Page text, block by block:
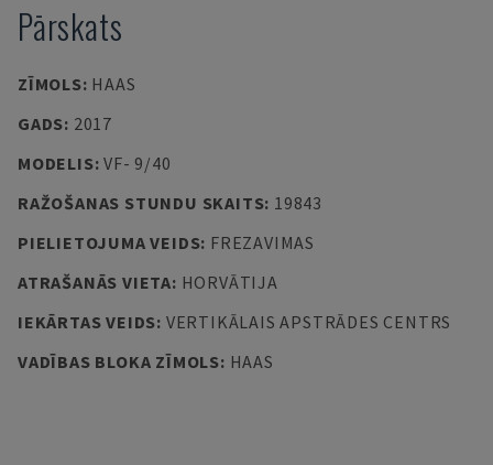
Pārskats
ZĪMOLS: HAAS
GADS: 2017
MODELIS:VF- 9/40
RAŽOŠANAS STUNDU SKAITS: 19843
PIELIETOJUMA VEIDS: FREZAVIMAS
ATRAŠANĀS VIETA: HORVĀTIJA
IEKĀRTAS VEIDS: VERTIKĀLAIS APSTRĀDES CENTRS
VADĪBAS BLOKA ZĪMOLS: HAAS